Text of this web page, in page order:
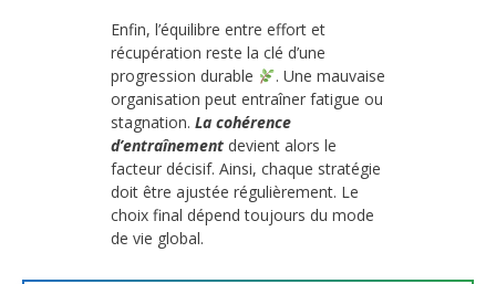
Enfin, l’équilibre entre effort et
récupération reste la clé d’une
progression durable
. Une mauvaise
organisation peut entraîner fatigue ou
stagnation. La cohérence
d’entraînement devient alors le
facteur décisif. Ainsi, chaque stratégie
doit être ajustée régulièrement. Le
choix final dépend toujours du mode
de vie global.